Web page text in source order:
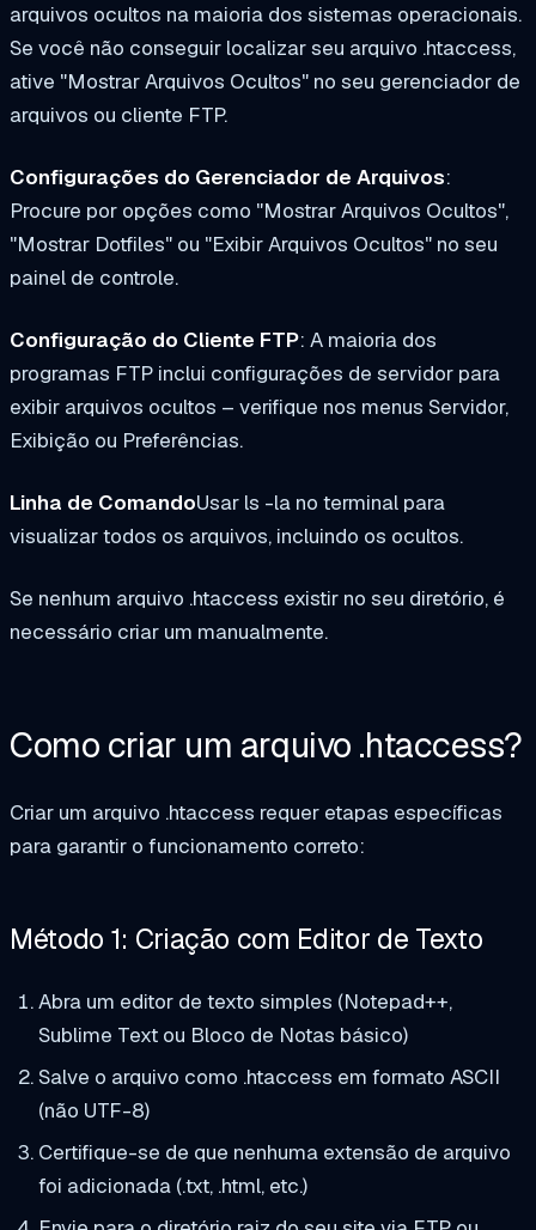
arquivos ocultos na maioria dos sistemas operacionais.
Se você não conseguir localizar seu arquivo .htaccess,
ative "Mostrar Arquivos Ocultos" no seu gerenciador de
arquivos ou cliente FTP.
Configurações do Gerenciador de Arquivos:
Procure por opções como "Mostrar Arquivos Ocultos",
"Mostrar Dotfiles" ou "Exibir Arquivos Ocultos" no seu
painel de controle.
Configuração do Cliente FTP: A maioria dos
programas FTP inclui configurações de servidor para
exibir arquivos ocultos – verifique nos menus Servidor,
Exibição ou Preferências.
Linha de ComandoUsar ls -la no terminal para
visualizar todos os arquivos, incluindo os ocultos.
Se nenhum arquivo .htaccess existir no seu diretório, é
necessário criar um manualmente.
Como criar um arquivo .htaccess?
Criar um arquivo .htaccess requer etapas específicas
para garantir o funcionamento correto:
Método 1: Criação com Editor de Texto
Abra um editor de texto simples (Notepad++,
Sublime Text ou Bloco de Notas básico)
Salve o arquivo como .htaccess em formato ASCII
(não UTF-8)
Certifique-se de que nenhuma extensão de arquivo
foi adicionada (.txt, .html, etc.)